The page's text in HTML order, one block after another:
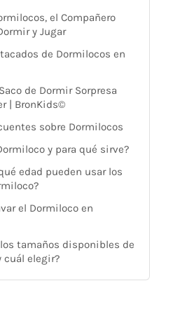
el Compañero
y Jugar
de Dormilocos en
de Dormir Sorpresa
| BronKids©
sobre Dormilocos
y para qué sirve?
edad pueden usar los
el Dormiloco en
tamaños disponibles de
cuál elegir?